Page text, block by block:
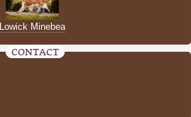
Lowick Minebea
CONTACT